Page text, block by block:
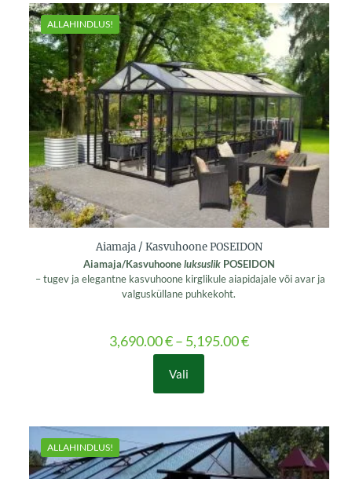
variants.
The
options
may
be
chosen
on
the
product
page
ALLAHINDLUS!
Aiamaja / Kasvuhoone POSEIDON
Aiamaja/KasvuhooneluksuslikPOSEIDON
– tugev ja elegantne kasvuhoone kirglikule aiapidajale või avar ja
valgusküllane puhkekoht.
3,690.00€– 5,195.00€
Vali
This
product
multiple
variants.
The
options
ALLAHINDLUS!